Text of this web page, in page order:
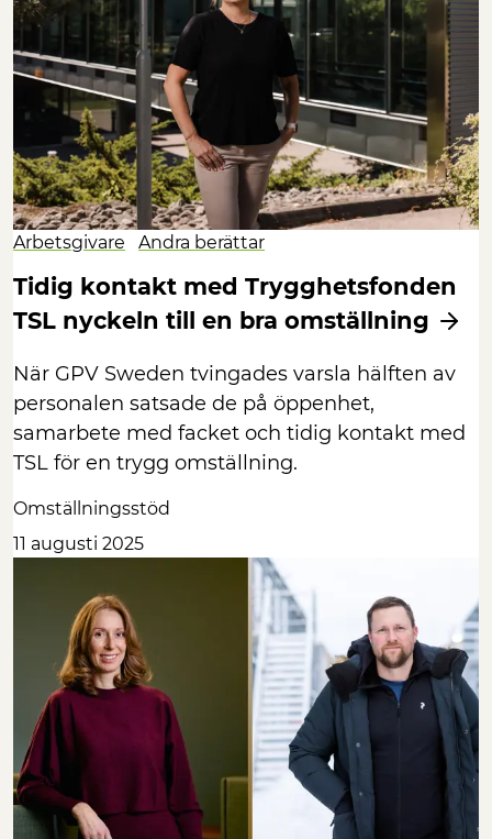
Arbetsgivare Andra berättar
Tidig kontakt med Trygghetsfonden
TSL nyckeln till en bra omställning
När GPV Sweden tvingades varsla hälften av
personalen satsade de på öppenhet,
samarbete med facket och tidig kontakt med
TSL för en trygg omställning.
Omställningsstöd
11 augusti 2025